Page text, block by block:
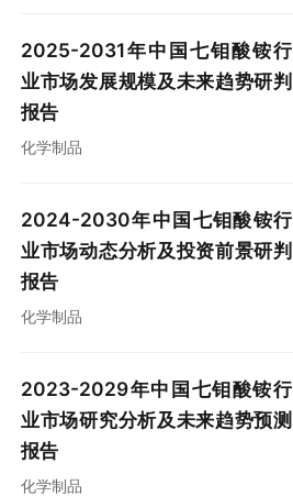
2025-2031年中国七钼酸铵行
业市场发展规模及未来趋势研判
报告
化学制品
2024-2030年中国七钼酸铵行
业市场动态分析及投资前景研判
报告
化学制品
2023-2029年中国七钼酸铵行
业市场研究分析及未来趋势预测
报告
化学制品